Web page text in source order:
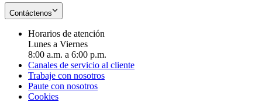
Contáctenos
Horarios de atención
Lunes a Viernes
8:00 a.m. a 6:00 p.m.
Canales de servicio al cliente
Trabaje con nosotros
Paute con nosotros
Cookies